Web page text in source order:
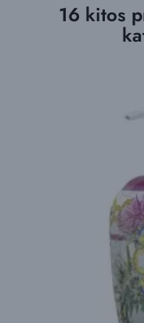
16 kitos